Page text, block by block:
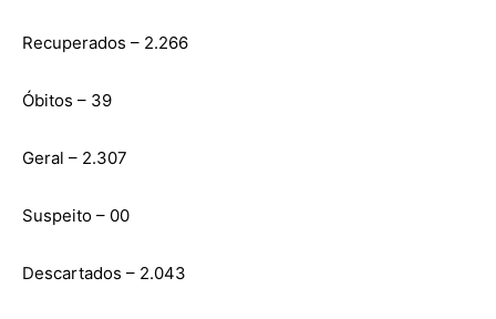
Recuperados – 2.266
Óbitos – 39
Geral – 2.307
Suspeito – 00
Descartados – 2.043